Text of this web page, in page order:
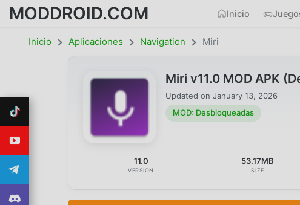
MODDROID.COM Inicio
Inicio Aplicaciones Navigation Miri
Miri v11.0 MOD APK
Updated on January 13, 2026
MOD: Desbloqueadas
11.0
VERSION
53.17MB
SIZE